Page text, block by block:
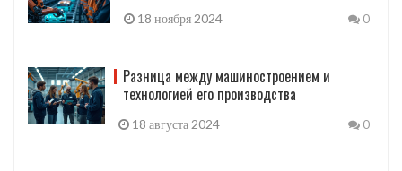
18 ноября 2024 0
Разница между машиностроением и
технологией его производства
18 августа 2024 0